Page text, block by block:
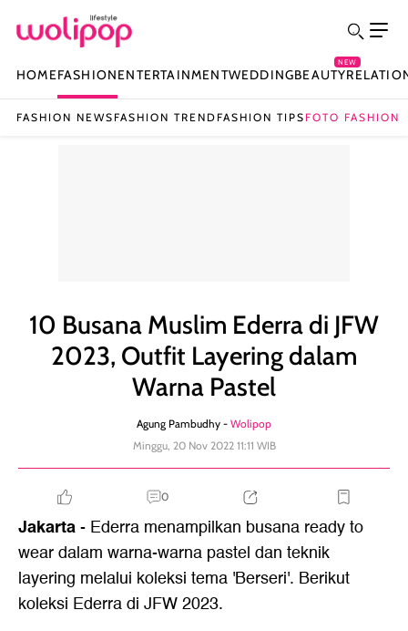
HOMEFASHIONENTERTAINMENTWEDDINGBEAUTY
NEW
FASHION NEWS FASHION TREND FASHION TIPS FOTO FASHION
10 Busana Muslim Ederra di JFW
2023, Outfit Layering dalam
Warna Pastel
Agung Pambudhy - Wolipop
Minggu, 20 Nov 2022 11:11 WIB
0
Jakarta- Ederra menampilkan busana ready to
wear dalam warna-warna pastel dan teknik
layering melalui koleksi tema 'Berseri'. Berikut
koleksi Ederra di JFW 2023.